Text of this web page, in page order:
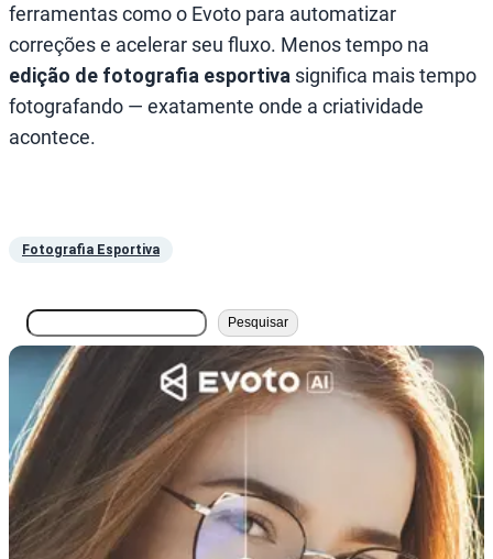
ferramentas como o Evoto para automatizar
correções e acelerar seu fluxo. Menos tempo na
edição de fotografia esportiva significa mais tempo
fotografando — exatamente onde a criatividade
acontece.
Fotografia Esportiva
搜
索
Pesquisar